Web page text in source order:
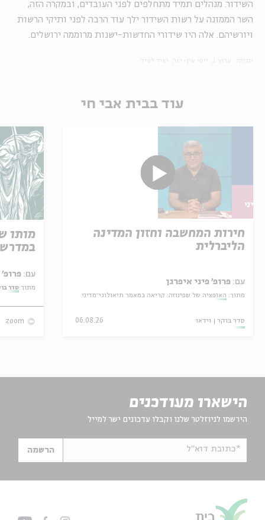
השידור. מנהלים תמיד מתחלפים לפני העובדים, ובמקרה הזה,
השר הממונה על רשות השידור ילך עוד הרבה לפני ותיקי הרשות
ויורשיהם. אלה היו שידורי החדשות-ישנות מרוממה ירושלים.
עוד בבית אבי חי
חירות המחשבה וחזון המדינה
הליברלית
עם: פרופ' פיני איפרגן
מתוך: האופציה של שפינוזה: קריאה במאמר תיאולוגי־מדיני
סדר בוקר וידאו 06.08.26
מותו
עם: פרופ' אביגדור שנאן
מתוך:סדר
zoom
הישארו מעודכנים
הירשמו לניוזלטר שלנו וקבלו עדכונים ישר למייל
*כתובת דוא"ל הרשמה